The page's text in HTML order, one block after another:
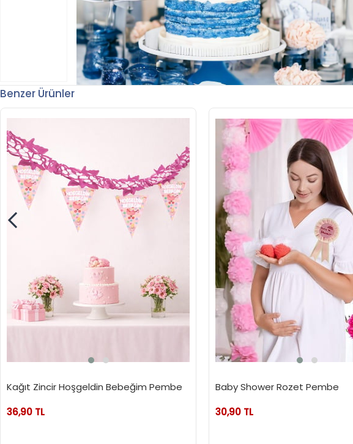
Benzer Ürünler
Kağıt Zincir Hoşgeldin Bebeğim Pembe
36,90 TL
Baby Shower Rozet Pembe
30,90 TL